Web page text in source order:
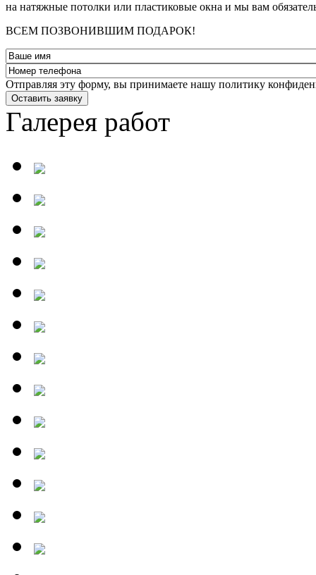
на натяжные потолки или пластиковые окна и мы вам
ВСЕМ ПОЗВОНИВШИМ ПОДАРОК!
Отправляя эту форму, вы принимаете нашу политику
Оставить заявку
Галерея работ